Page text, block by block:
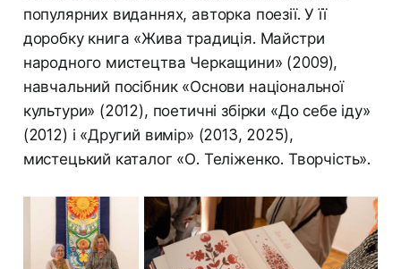
популярних виданнях, авторка поезії. У її
доробку книга «Жива традиція. Майстри
народного мистецтва Черкащини» (2009),
навчальний посібник «Основи національної
культури» (2012), поетичні збірки «До себе іду»
(2012) і «Другий вимір» (2013, 2025),
мистецький каталог «О. Теліженко. Творчість».